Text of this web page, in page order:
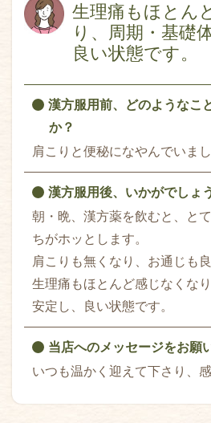
生理痛もほとん
り、周期・基礎
良い状態です。
漢方服用前、どのようなこ
か？
肩こりと便秘になやんでいまし
漢方服用後、いかがでしょ
朝・晩、漢方薬を飲むと、と
ちがホッとします。
肩こりも無くなり、お通じも
生理痛もほとんど感じなくな
安定し、良い状態です。
当店へのメッセージをお願
いつも温かく迎えて下さり、